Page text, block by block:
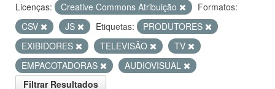
Licenças: Creative Commons Atribuição
Formatos:
CSV
JS Etiquetas:
PRODUTORES
EXIBIDORES
TELEVISÃO
TV
EMPACOTADORAS
AUDIOVISUAL
Filtrar Resultados